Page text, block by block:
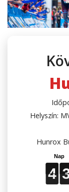
Helyszín:
Hunrox
4
4
4
4